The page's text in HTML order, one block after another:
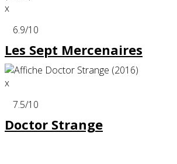
x
6.9/10
Les Sept Mercenaires
x
7.5/10
Doctor Strange